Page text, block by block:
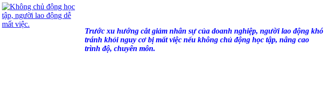
Trước xu hướng cắt giảm nhân sự của doanh nghiệp, người lao động khó
tránh khỏi nguy cơ bị mất việc nếu không chủ động học tập, nâng cao
trình độ, chuyên môn.